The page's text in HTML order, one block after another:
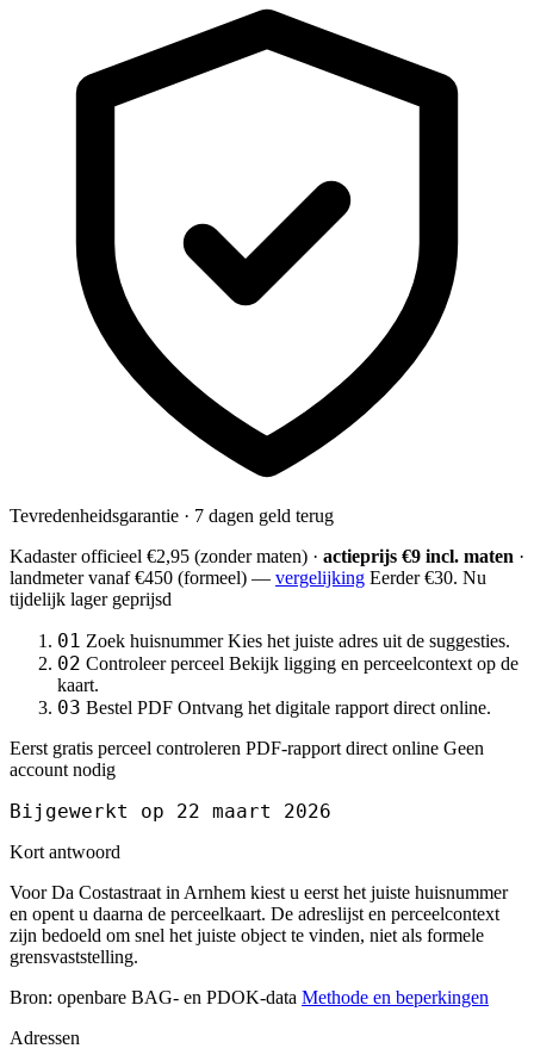
Tevredenheidsgarantie · 7 dagen geld terug
Kadaster officieel €2,95 (zonder maten) · actieprijs €9 incl. maten ·
landmetervanaf €450 (formeel) — vergelijking Eerder €30. Nu
tijdelijk lager geprijsd
01 Zoek huisnummer Kies het juiste adres uit de suggesties.
02 Controleer perceel Bekijk ligging en perceelcontext op de
kaart.
03 Bestel PDF Ontvang het digitale rapport direct online.
Eerst gratis perceel controleren PDF-rapport direct online Geen
account nodig
Bijgewerkt op 22 maart 2026
Kort antwoord
Voor Da Costastraat in Arnhem kiest u eerst het juiste huisnummer
en opent u daarna de perceelkaart. De adreslijst en perceelcontext
zijn bedoeld om snel het juiste object te vinden, niet als formele
grensvaststelling.
Bron: openbare BAG- en PDOK-data Methode en beperkingen
Adressen